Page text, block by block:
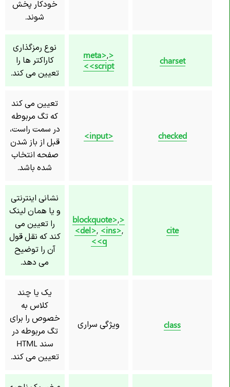
خودکار پخش
شوند.
charset
<meta>
,
<script>
نوع رمزگذاری
کاراکتر ها را
تعیین می کند.
checked
<input>
تعیین می کند
که تگ مربوطه
در سمت راست،
قبل از باز شدن
صفحه انتخاب
شده باشد.
cite
<blockquote>
,
<del>, <ins>,
<q>
نشانی اینترنتی
و یا همان لینک
را تعیین می
کند که نقل قول
آن را توضیح
می دهد.
class ویژگی سراری
یک یا چند
کلاس به
خصوص را برای
تگ مربوطه در
سند HTML
تعیین می کند.